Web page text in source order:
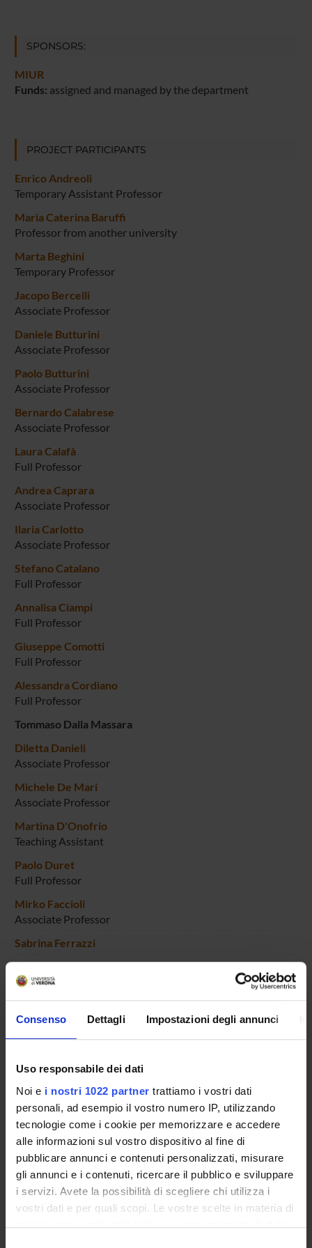
Consenso Dettagli Impostazioni degli annunci
Uso responsabile dei dati
Noi e i nostri 1022 partner trattiamo i vostri dati
personali, ad esempio il vostro numero IP, utilizzando
tecnologie come i cookie per memorizzare e accedere
alle informazioni sul vostro dispositivo al fine di
pubblicare annunci e contenuti personalizzati, misurare
gli annunci e i contenuti, ricercare il pubblico e sviluppare
i servizi. Avete la possibilità di scegliere chi utilizza i
vostri dati e per quali scopi. Le vostre scelte in materia di
privacy sono applicabili solo su questa proprietà digitale
SPONSORS:
MIUR
Funds: assigned and managed by the department
PROJECT PARTICIPANTS
Enrico Andreoli
Temporary Assistant Professor
Maria Caterina Baruffi
Professor from another university
Marta Beghini
Temporary Professor
Jacopo Bercelli
Associate Professor
Daniele Butturini
Associate Professor
Paolo Butturini
Associate Professor
Bernardo Calabrese
Associate Professor
Laura Calafà
Full Professor
Andrea Caprara
Associate Professor
Ilaria Carlotto
Associate Professor
Stefano Catalano
Full Professor
Annalisa Ciampi
Full Professor
Giuseppe Comotti
Full Professor
Alessandra Cordiano
Full Professor
Tommaso Dalla Massara
Diletta Danieli
Associate Professor
Michele De Mari
Associate Professor
Martina D'Onofrio
Teaching Assistant
Paolo Duret
Full Professor
Mirko Faccioli
Associate Professor
Sabrina Ferrazzi
Giampietro Ferri
Full Professor
Roberto Flor
Full Professor
Caterina Fratea
Associate Professor
Donata Gottardi
Emeritus Professor
Elisabetta Guido
Temporary Assistant Professor
Associate Professor